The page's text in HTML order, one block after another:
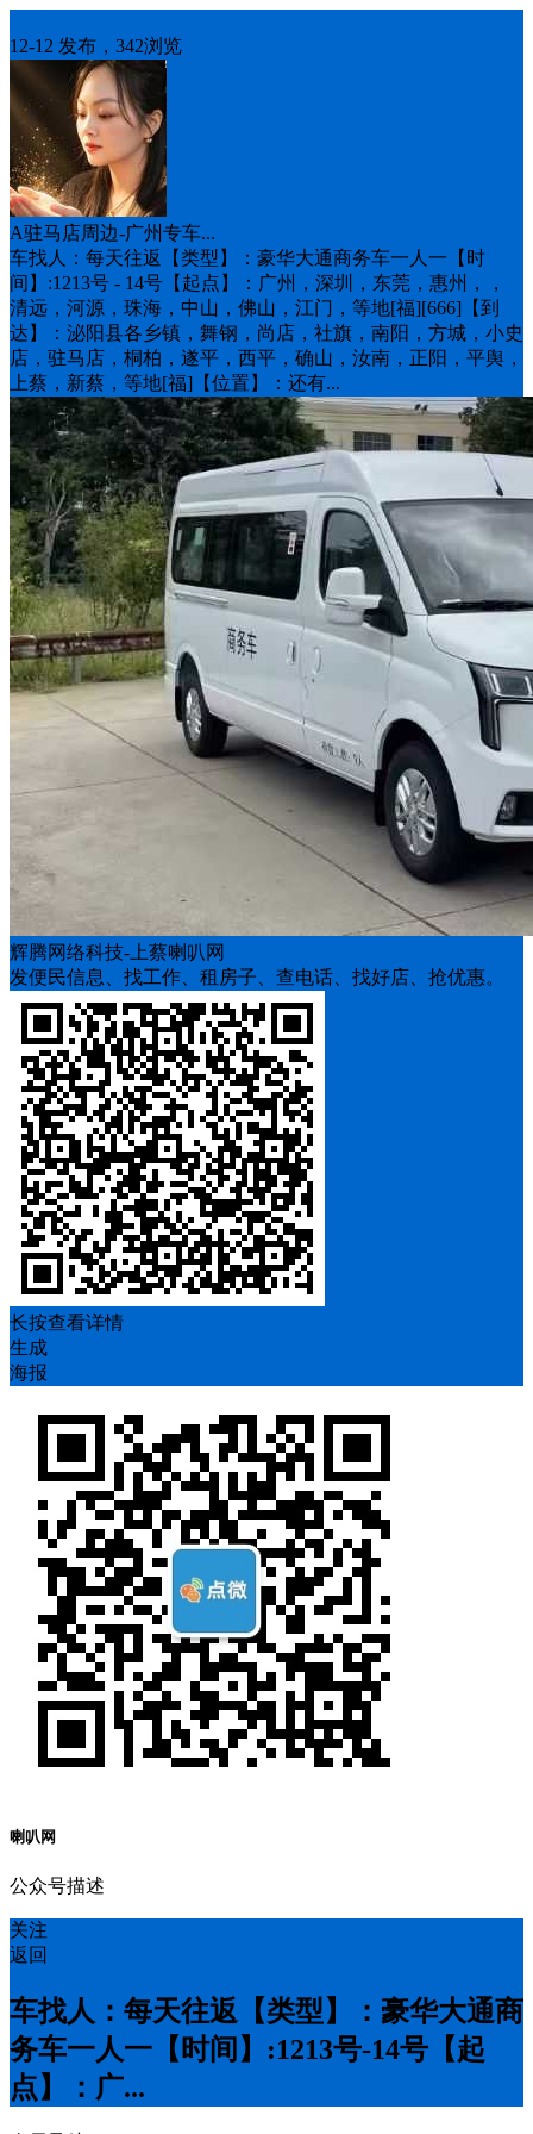
12-12 发布，342浏览
A驻马店周边-广州专车...
车找人：每天往返【类型】：豪华大通商务车一人一【时
间】:12️13号 - 14号【起点】：广州，深圳，东莞，惠州，，
清远，河源，珠海，中山，佛山，江门，等地[福][666]【到
达】：泌阳县各乡镇，舞钢，尚店，社旗，南阳，方城，小史
店，驻马店，桐柏，遂平，西平，确山，汝南，正阳，平舆，
上蔡，新蔡，等地[福]【位置】：还有...
辉腾网络科技-上蔡喇叭网
发便民信息、找工作、租房子、查电话、找好店、抢优惠。
长按查看详情
生成
海报
喇叭网
公众号描述
关注
返回
车找人：每天往返【类型】：豪华大通商
务车一人一【时间】:12️13号-14号【起
点】：广...